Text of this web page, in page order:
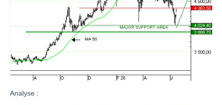
Christian Parisot : Les marchés à l’épreuve des signaux | Interview Économique
Analyse :